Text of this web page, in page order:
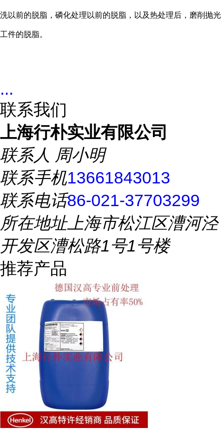
洗以前的脱脂 ， 磷化处理以前的脱脂 ， 以及热处理后 ， 磨削抛光
工件的脱脂。
...
联系我们
上海行朴实业有限公司
联系人 周小明
联系手机13661843013
联系电话86-021-37703299
所在地址上海市松江区漕河泾
开发区漕松路1号1号楼
推荐产品